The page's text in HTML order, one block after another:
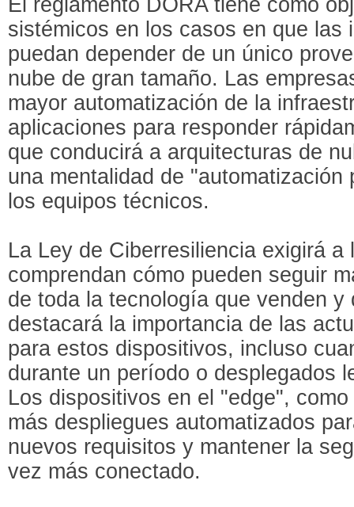
sistémicos en los casos en que las
puedan depender de un único
nube de gran tamaño. Las
mayor automatización de la
aplicaciones para responder
que conducirá a arquitecturas de
una mentalidad de "automatización
los equipos técnicos.
La Ley de Ciberresiliencia exigirá a
comprendan cómo pueden seguir
de toda la tecnología que venden y
destacará la importancia de las
para estos dispositivos, incluso
durante un período o desplegados
Los dispositivos en el "edge",
más despliegues automatizados
nuevos requisitos y mantener la
vez más conectado.